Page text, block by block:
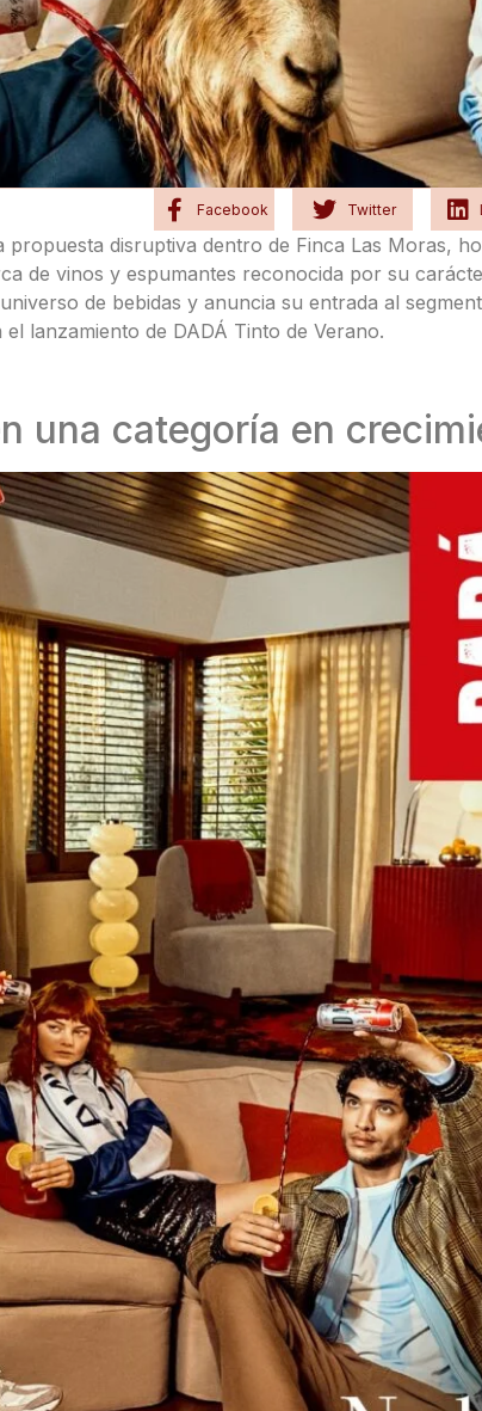
Facebook Twitter
disruptiva dentro de Finca Las Moras,
de vinos y espumantes reconocida por su
de bebidas y anuncia su entrada al
lanzamiento de DADÁ Tinto de Verano.
una categoría en